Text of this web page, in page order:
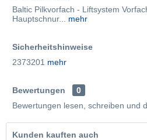
Baltic Pilkvorfach - Liftsystem
Hauptschnur...
mehr
Sicherheitshinweise
2373201 mehr
Bewertungen
0
Bewertungen lesen, schreiben und
Kunden kauften auch